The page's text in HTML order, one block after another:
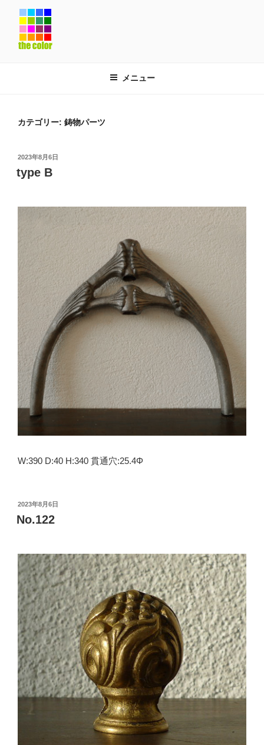
メニュー
カテゴリー: 鋳物パーツ
投
日:
2023年8月6日
type B
W:390 D:40 H:340 貫通穴:25.4Φ
投
稿
日:
2023年8月6日
No.122